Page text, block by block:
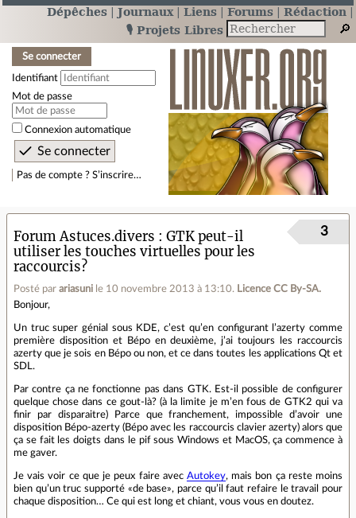
Dépêches Journaux Liens Forums
Rédaction
🎙️ Projets Libres
Se connecter
Identifiant
Mot de passe
Connexion automatique
Pas de compte ? S’inscrire…
Forum Astuces.divers
GTK peut-il
utiliser les touches virtuelles pour les
raccourcis?
Posté par ariasuni le 10 novembre 2013 à 13:10. Licence CC By‑SA.
3
Bonjour,
Un truc super génial sous KDE, c’est qu’en configurant l’azerty comme
première disposition et Bépo en deuxième, j’ai toujours les raccourcis
azerty que je sois en Bépo ou non, et ce dans toutes les applications Qt et
SDL.
Par contre ça ne fonctionne pas dans GTK. Est-il possible de configurer
quelque chose dans ce gout-là? (à la limite je m’en fous de GTK2 qui va
finir par disparaitre) Parce que franchement, impossible d’avoir une
disposition Bépo-azerty (Bépo avec les raccourcis clavier azerty) alors que
ça se fait les doigts dans le pif sous Windows et MacOS, ça commence à
me gaver.
Je vais voir ce que je peux faire avec Autokey, mais bon ça reste moins
bien qu’un truc supporté «de base», parce qu’il faut refaire le travail pour
chaque disposition… Ce qui est long et chiant, vous vous en doutez.